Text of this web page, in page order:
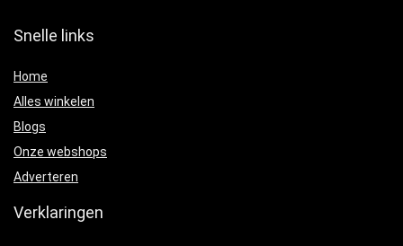
Snelle links
Home
Alles winkelen
Blogs
Onze webshops
Adverteren
Verklaringen